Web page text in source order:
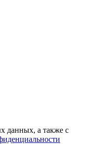
данных, а также с